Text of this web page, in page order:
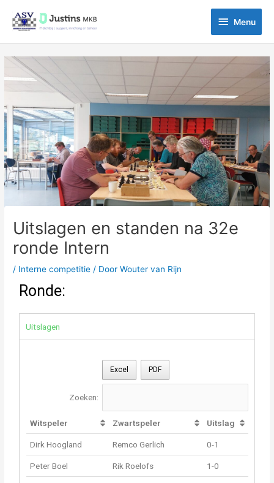
naar
inhoud
Menu
Menu
Uitslagen en standen na 32e
ronde Intern
/ Interne competitie / DoorWouter van Rijn
Ronde:
Uitslagen
Excel PDF
Zoeken:
Witspeler Zwartspeler Uitslag
Dirk Hoogland Remco Gerlich 0-1
Peter Boel Rik Roelofs 1-0
Bericht
navigatie